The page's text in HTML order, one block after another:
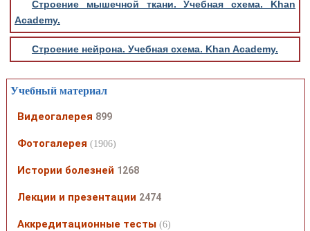
Строение мышечной ткани. Учебная схема. Khan
Academy.
Строение нейрона. Учебная схема. Khan Academy.
Учебный материал
Видеогалерея 899
Фотогалерея (1906)
Истории болезней 1268
Лекции и презентации 2474
Аккредитационные тесты (6)